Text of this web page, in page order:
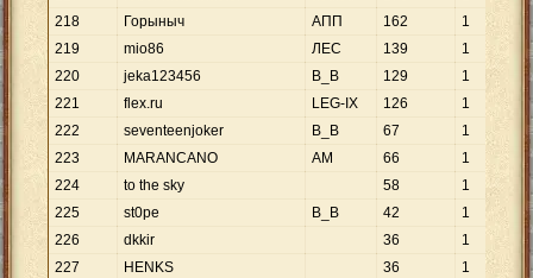
218
Гоpыныч АПП 162
1
219
mio86 ЛЕС 139
1
220
jeka123456 B_B 129
1
221
flex.ru LEG-IX 126
1
222
seventeenjoker B_B 67
1
223
MARANCANO AM 66
1
224
to the sky 58
1
225
st0pe B_B 42
1
226
dkkir 36
1
227
HENKS 36
1